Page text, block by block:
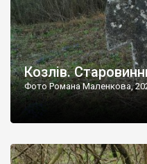
Козлів.
Фото Романа Маленкова,